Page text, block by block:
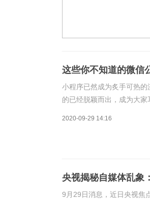
这些你不知道的微信
小程序已然成为炙手可热
的已经脱颖而出，成为大
大家跳出这个推广泥沼，
2020-09-29 14:16
央视揭秘自媒体乱象
9月29日消息，近日央视焦